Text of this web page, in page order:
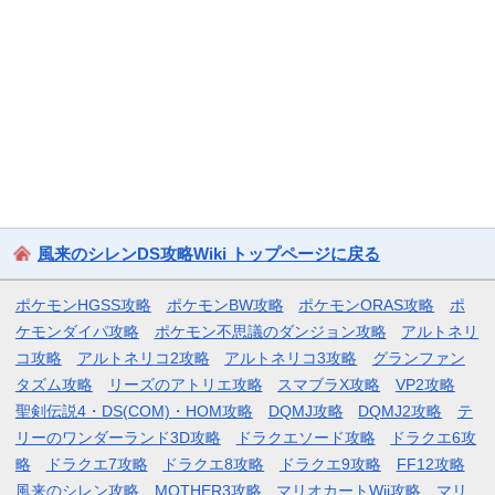
風来のシレンDS攻略Wiki トップページに戻る
ポケモンHGSS攻略 ポケモンBW攻略 ポケモンORAS攻略
ポ
ケモンダイパ攻略
ポケモン不思議のダンジョン攻略
アルトネリ
コ攻略
アルトネリコ2攻略 アルトネリコ3攻略
グランファン
タズム攻略
リーズのアトリエ攻略 スマブラX攻略
VP2攻略
聖剣伝説4・DS(COM)・HOM攻略
DQMJ攻略 DQMJ2攻略
テ
リーのワンダーランド3D攻略
ドラクエソード攻略
ドラクエ6攻
略
ドラクエ7攻略 ドラクエ8攻略 ドラクエ9攻略
FF12攻略
風来のシレン攻略
MOTHER3攻略 マリオカートWii攻略 マリ